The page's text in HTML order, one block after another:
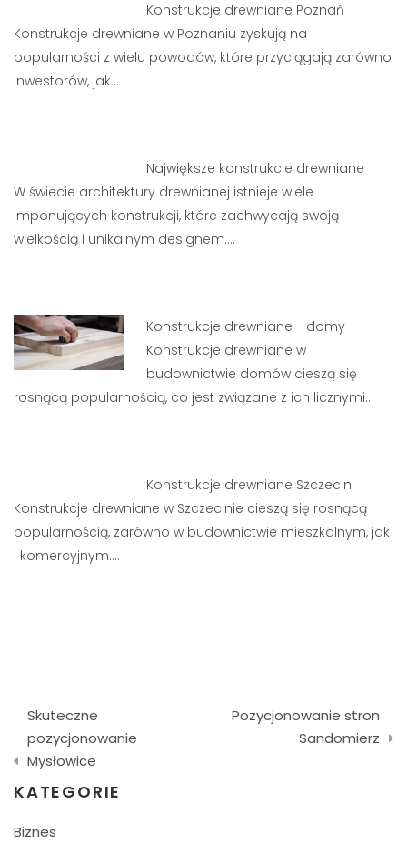
Konstrukcje drewniane Poznań
Konstrukcje drewniane w Poznaniu zyskują na
popularności z wielu powodów, które przyciągają zarówno
inwestorów, jak…
Największe konstrukcje drewniane
W świecie architektury drewnianej istnieje wiele
imponujących konstrukcji, które zachwycają swoją
wielkością i unikalnym designem.…
Konstrukcje drewniane - domy
Konstrukcje drewniane w
budownictwie domów cieszą się
rosnącą popularnością, co jest związane z ich licznymi…
Konstrukcje drewniane Szczecin
Konstrukcje drewniane w Szczecinie cieszą się rosnącą
popularnością, zarówno w budownictwie mieszkalnym, jak
i komercyjnym.…
Nawigacja
wpisu
Skuteczne
pozycjonowanie
Mysłowice
Pozycjonowanie stron
Sandomierz
KATEGORIE
Biznes